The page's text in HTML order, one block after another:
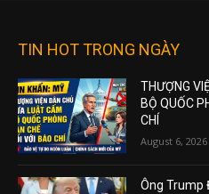
TIN HOT TRONG NGÀY
THƯỢNG
BỘ QUỐC
CHÍ
August 6, 2026
Ông Trump